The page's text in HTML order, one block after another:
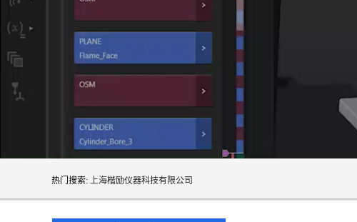
热门搜索: 上海楷励仪器科技有限公司